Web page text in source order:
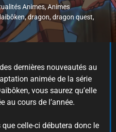
Animes,Animes
,dragon,dragon quest,
dernières nouveautés au
animée de la série
vous saurez qu’elle
au cours de l’année.
celle-ci débutera donc le